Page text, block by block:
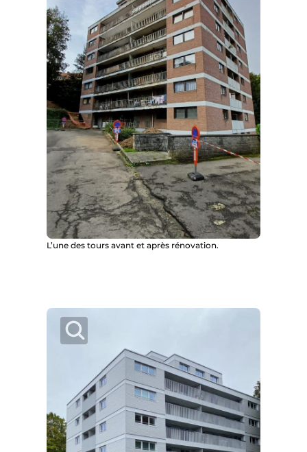
L’une des tours avant et après rénovation.